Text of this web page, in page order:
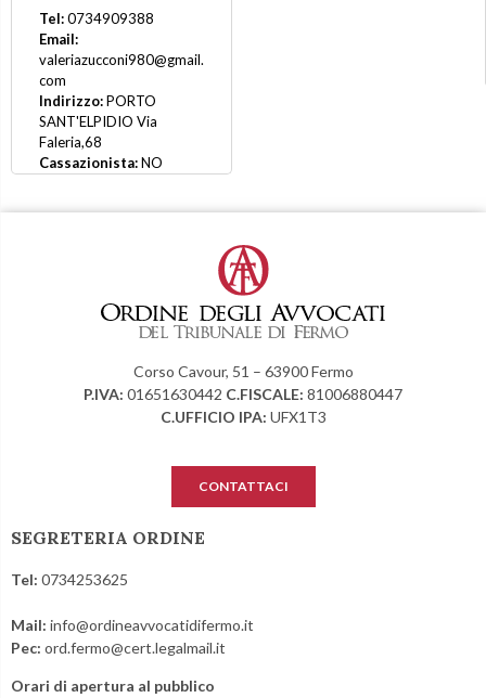
Tel:0734909388
Email:
valeriazucconi980@gmail.
com
Indirizzo:PORTO
SANT'ELPIDIO Via
Faleria,68
Cassazionista:NO
Corso Cavour, 51 – 63900 Fermo
P.IVA: 01651630442 C.FISCALE: 81006880447
C.UFFICIO IPA: UFX1T3
CONTATTACI
SEGRETERIA ORDINE
Tel: 0734253625
Mail: info@ordineavvocatidifermo.it
Pec: ord.fermo@cert.legalmail.it
Orari di apertura al pubblico